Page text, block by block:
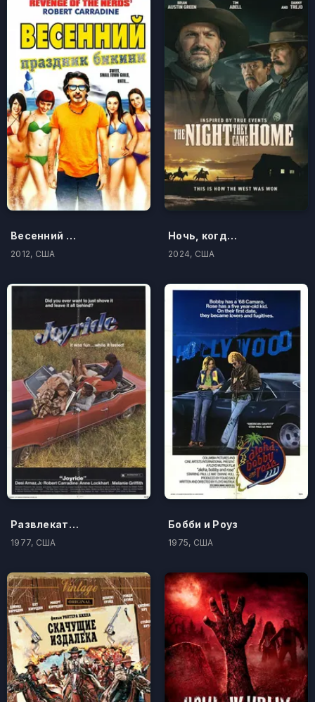
Весенний праздник бикини
2012, США
Ночь, когда они вернулись домой
2024, США
Развлекательная поездка
1977, США
Бобби и Роуз
1975, США